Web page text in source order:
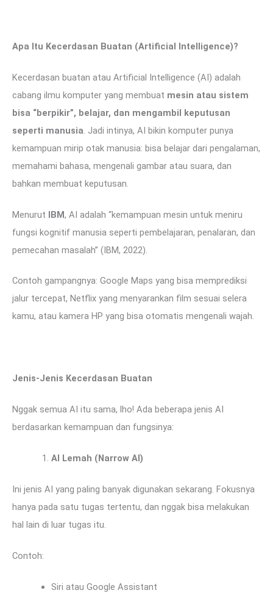
Apa Itu Kecerdasan Buatan (Artificial Intelligence)?
Kecerdasan buatan atau Artificial Intelligence (AI) adalah
cabang ilmu komputer yang membuat mesin atau sistem
bisa “berpikir”, belajar, dan mengambil keputusan
seperti manusia. Jadi intinya, AI bikin komputer punya
kemampuan mirip otak manusia: bisa belajar dari pengalaman,
memahami bahasa, mengenali gambar atau suara, dan
bahkan membuat keputusan.
Menurut IBM, AI adalah “kemampuan mesin untuk meniru
fungsi kognitif manusia seperti pembelajaran, penalaran, dan
pemecahan masalah” (IBM, 2022).
Contoh gampangnya: Google Maps yang bisa memprediksi
jalur tercepat, Netflix yang menyarankan film sesuai selera
kamu, atau kamera HP yang bisa otomatis mengenali wajah.
Jenis-Jenis Kecerdasan Buatan
Nggak semua AI itu sama, lho! Ada beberapa jenis AI
berdasarkan kemampuan dan fungsinya:
AI Lemah (Narrow AI)
Ini jenis AI yang paling banyak digunakan sekarang. Fokusnya
hanya pada satu tugas tertentu, dan nggak bisa melakukan
hal lain di luar tugas itu.
Contoh:
Siri atau Google Assistant